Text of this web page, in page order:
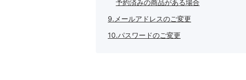
予約済みの商品がある場合
9.メールアドレスのご変更
10.パスワードのご変更